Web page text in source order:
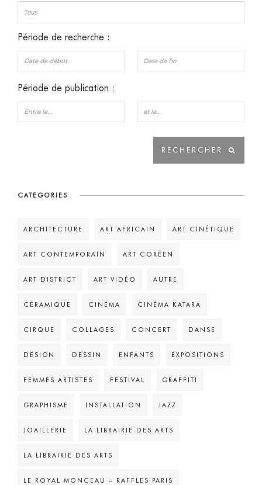
Période de recherche :
Période de publication :
CATEGORIES
ARCHITECTURE ART AFRICAIN ART CINÉTIQUE
ART CONTEMPORAIN ART CORÉEN
ART DISTRICT ART VIDÉO AUTRE
CÉRAMIQUE CINÉMA CINÉMA KATARA
CIRQUE COLLAGES CONCERT DANSE
DESIGN DESSIN ENFANTS EXPOSITIONS
FEMMES ARTISTES FESTIVAL GRAFFITI
GRAPHISME INSTALLATION JAZZ
JOAILLERIE LA LIBRAIRIE DES ARTS
LA LIBRAIRIE DES ARTS
LE ROYAL MONCEAU – RAFFLES PARIS